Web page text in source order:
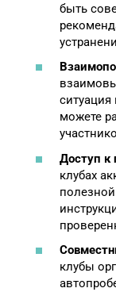
быть
можете
Доступ к
клубах
клубы